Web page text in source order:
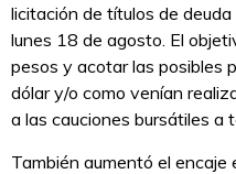
licitación de títulos de
lunes 18 de agosto. El
pesos y acotar las posibles
dólar y/o como venían
a las cauciones bursátiles a
También aumentó el